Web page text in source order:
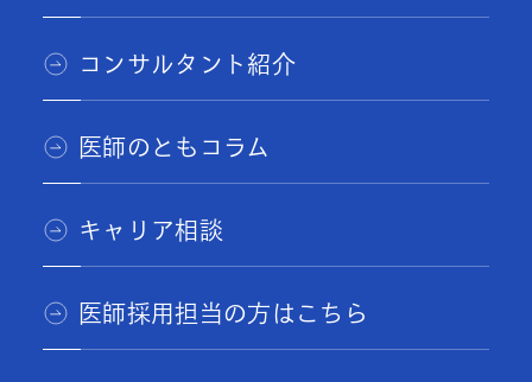
コンサルタント紹介
医師のともコラム
キャリア相談
医師採用担当の方はこちら